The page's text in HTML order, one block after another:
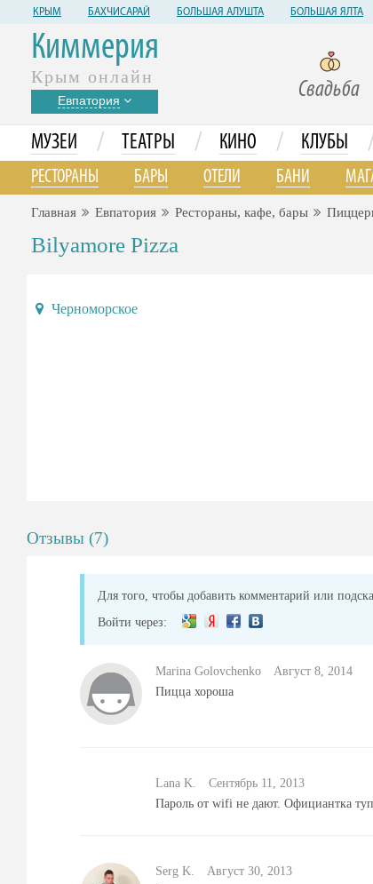
КРЫМ БАХЧИСАРАЙ БОЛЬШАЯ АЛУШТА БОЛЬШАЯ ЯЛТА
Киммерия
Крым онлайн
Евпатория Свадьба
МУЗЕИ / ТЕАТРЫ / КИНО / КЛУБЫ
РЕСТОРАНЫ БАРЫ ОТЕЛИ БАНИ
Главная Евпатория Рестораны, кафе, бары
Bilyamore Pizza
Черноморское
Отзывы (7)
Для того, чтобы добавить комментарий или
Войти через:
Marina Golovchenko
Август 8, 2014
Пицца хороша
Lana K.
Сентябрь 11, 2013
Пароль от wifi не дают. Официантка
Serg K.
Август 30, 2013